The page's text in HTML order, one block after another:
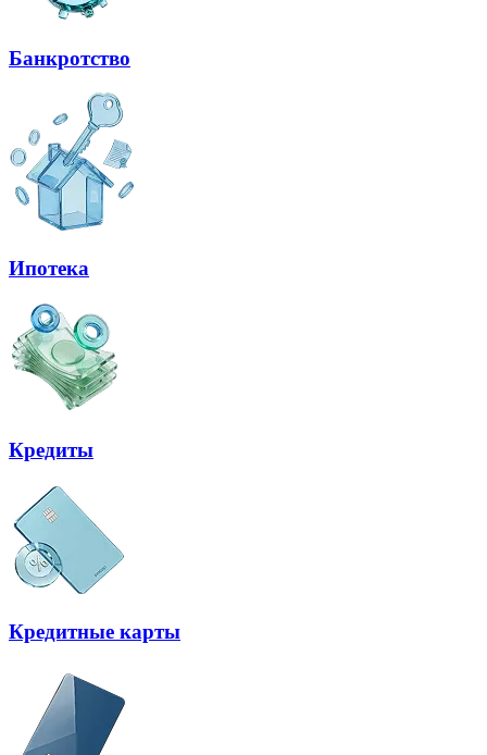
Банкротство
Ипотека
Кредиты
Кредитные карты